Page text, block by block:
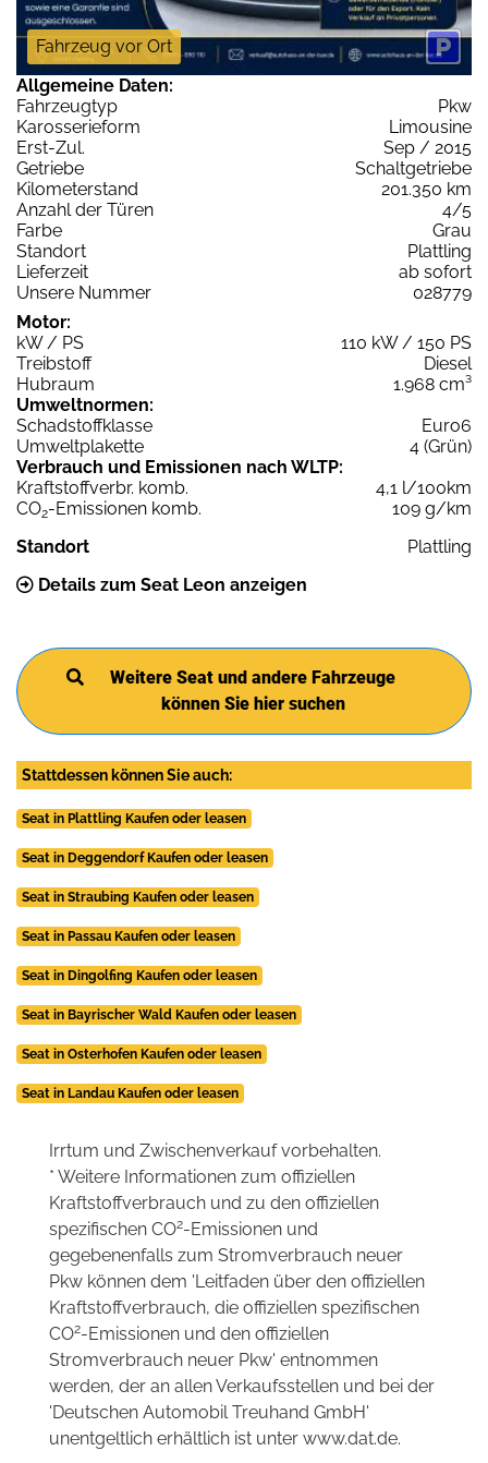
Fahrzeug vor Ort
Allgemeine Daten:
Fahrzeugtyp
Pkw
Karosserieform
Limousine
Erst-Zul.
Sep / 2015
Getriebe
Schaltgetriebe
Kilometerstand
201.350 km
Anzahl der Türen
4/5
Farbe
Grau
Standort
Plattling
Lieferzeit
ab sofort
Unsere Nummer
028779
Motor:
kW / PS
110 kW / 150 PS
Treibstoff
Diesel
Hubraum
1.968 cm³
Umweltnormen:
Schadstoffklasse
Euro6
Umweltplakette
4 (Grün)
Verbrauch und Emissionen nach WLTP:
Kraftstoffverbr. komb.
4,1 l/100km
CO2-Emissionen komb.
109 g/km
Standort
Plattling
Details zum Seat Leon anzeigen
Weitere Seat und andere Fahrzeuge
können Sie hier suchen
Stattdessen können Sie auch:
Seat in Plattling Kaufen oder leasen
Seat in Deggendorf Kaufen oder leasen
Seat in Straubing Kaufen oder leasen
Seat in Passau Kaufen oder leasen
Seat in Dingolfing Kaufen oder leasen
Seat in Bayrischer Wald Kaufen oder leasen
Seat in Osterhofen Kaufen oder leasen
Seat in Landau Kaufen oder leasen
Irrtum und Zwischenverkauf vorbehalten.
* Weitere Informationen zum offiziellen
Kraftstoffverbrauch und zu den offiziellen
spezifischen CO2-Emissionen und
gegebenenfalls zum Stromverbrauch neuer
Pkw können dem 'Leitfaden über den offiziellen
Kraftstoffverbrauch, die offiziellen spezifischen
CO2-Emissionen und den offiziellen
Stromverbrauch neuer Pkw' entnommen
werden, der an allen Verkaufsstellen und bei der
'Deutschen Automobil Treuhand GmbH'
unentgeltlich erhältlich ist unter www.dat.de.